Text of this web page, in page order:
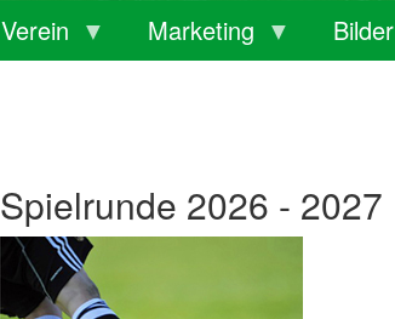
Verein Marketing Bilder
Spielrunde 2026 - 2027